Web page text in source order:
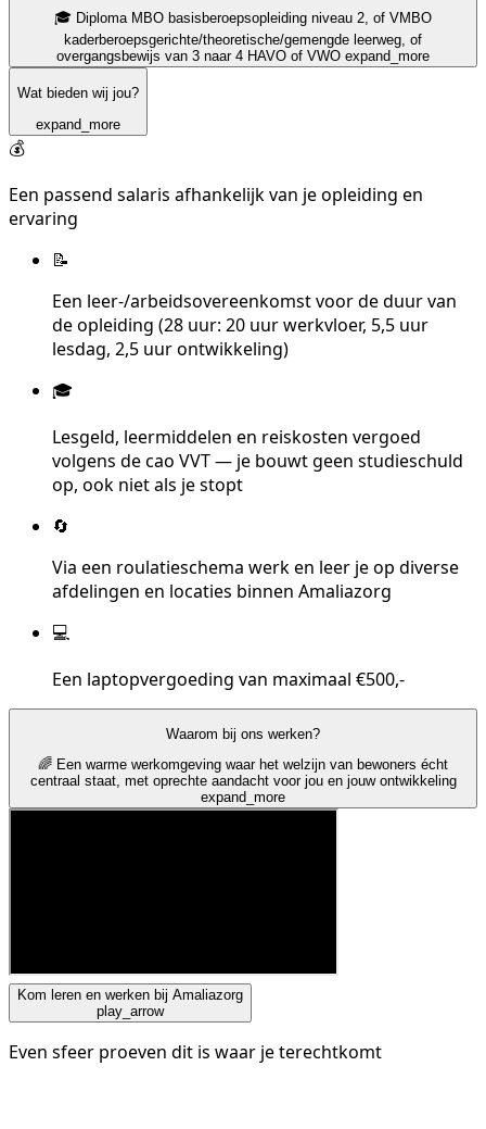
🎓 Diploma MBO basisberoepsopleiding niveau 2, of VMBO
kaderberoepsgerichte/theoretische/gemengde leerweg, of
overgangsbewijs van 3 naar 4 HAVO of VWO expand_more
Wat bieden wij jou?
expand_more
💰
Een passend salaris afhankelijk van je opleiding en
ervaring
📝
Een leer-/arbeidsovereenkomst voor de duur van
de opleiding (28 uur: 20 uur werkvloer, 5,5 uur
lesdag, 2,5 uur ontwikkeling)
🎓
Lesgeld, leermiddelen en reiskosten vergoed
volgens de cao VVT — je bouwt geen studieschuld
op, ook niet als je stopt
🔄
Via een roulatieschema werk en leer je op diverse
afdelingen en locaties binnen Amaliazorg
💻
Een laptopvergoeding van maximaal €500,-
Waarom bij ons werken?
🌈 Een warme werkomgeving waar het welzijn van bewoners écht
centraal staat, met oprechte aandacht voor jou en jouw ontwikkeling
expand_more
Kom leren en werken bij Amaliazorg
play_arrow
Even sfeer proeven dit is waar je terechtkomt